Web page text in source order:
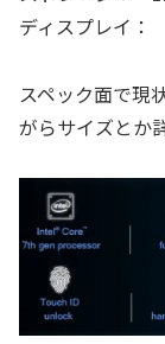
ディスプレイ：
スペック面で現
がらサイズとか